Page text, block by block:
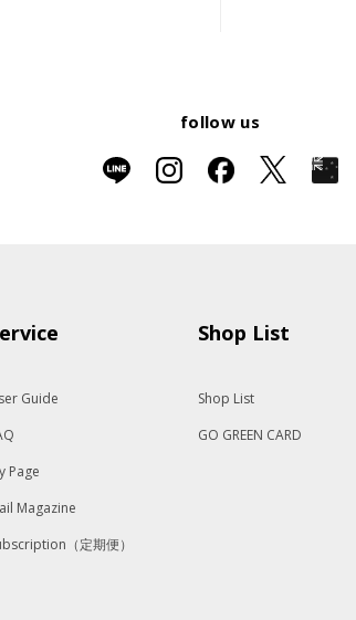
follow us
Guide
Page
Magazine
（定期便）
Shop List
Shop List
GO GREEN CARD